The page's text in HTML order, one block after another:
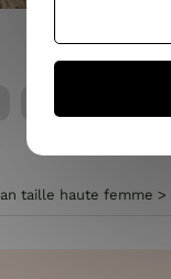
taille haute femme >